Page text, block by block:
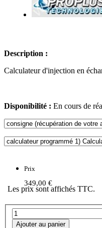
Description :
Calculateur d'injection en
Disponibilité : En cours de
Prix
349,00 €
Les prix sont affichés TTC.